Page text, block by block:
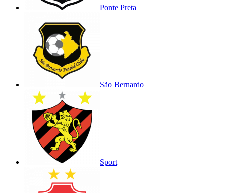
Ponte Preta
São Bernardo
Sport